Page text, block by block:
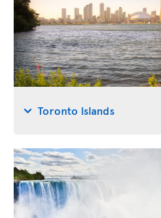
Toronto Islands